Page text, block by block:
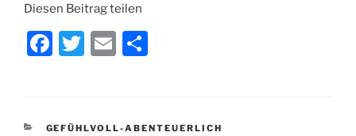
Diesen Beitrag teilen
F
e
T
er
E
n
KATEGORIEN
GEFÜHLVOLL-ABENTEUERLICH